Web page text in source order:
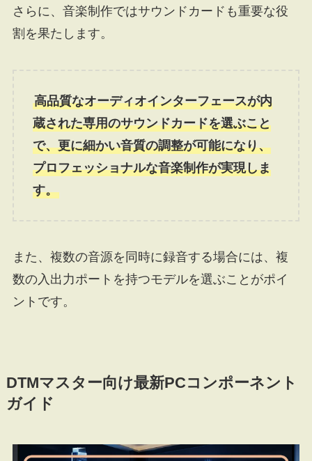
さらに、音楽制作ではサウンドカードも重要な役
割を果たします。
高品質なオーディオインターフェースが内
蔵された専用のサウンドカードを選ぶこと
で、更に細かい音質の調整が可能になり、
プロフェッショナルな音楽制作が実現しま
す。
また、複数の音源を同時に録音する場合には、複
数の入出力ポートを持つモデルを選ぶことがポイ
ントです。
DTMマスター向け最新PCコンポーネント
ガイド